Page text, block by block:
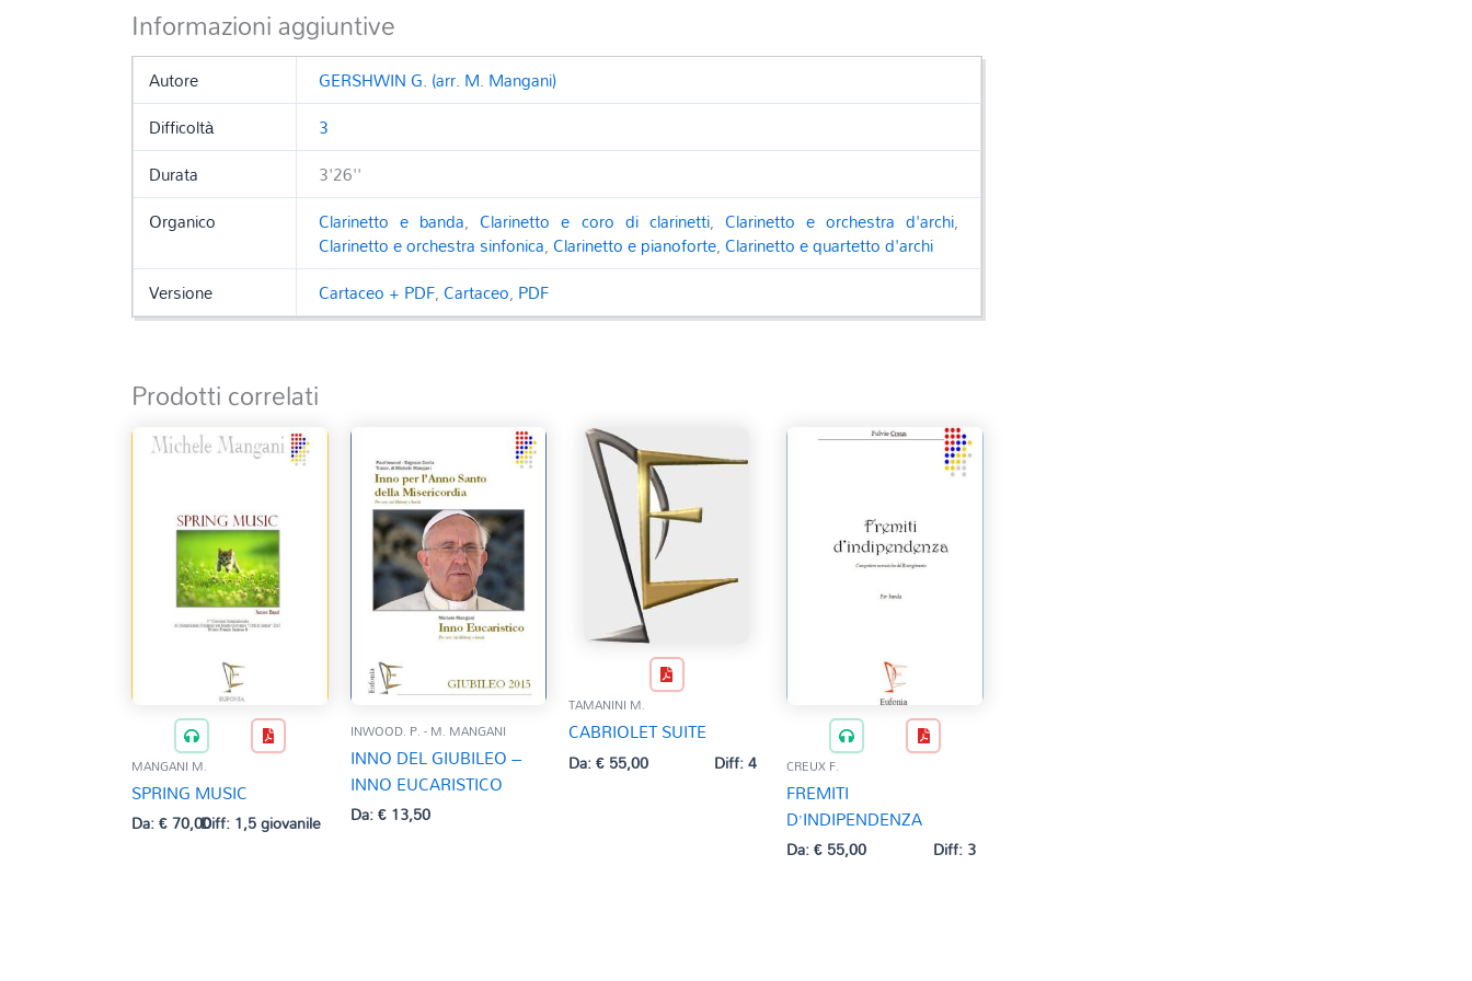
Informazioni aggiuntive
Autore
GERSHWIN G. (arr. M. Mangani)
Difficoltà
3
Durata
3'26''
Organico
Clarinetto e banda,Clarinetto e coro di clarinetti, Clarinetto e orchestra d'archi,
Clarinetto e orchestra sinfonica,Clarinetto e pianoforte,Clarinetto e quartetto d'archi
Versione
Cartaceo + PDF,Cartaceo, PDF
Prodotti correlati
MANGANI M.
SPRING MUSIC
Da:€70,00Diff: 1,5 giovanile
INWOOD. P. - M. MANGANI
INNO DEL GIUBILEO –
INNO EUCARISTICO
Da:€13,50
TAMANINI M.
CABRIOLET SUITE
Da:€55,00 Diff: 4 CREUX F.
FREMITI
D’INDIPENDENZA
Da:€55,00 Diff: 3